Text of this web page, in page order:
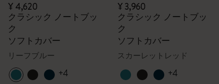
¥ 4,620
クラシック ノートブッ
ク
ソフトカバー
リーフブルー
+4
¥ 3,960
クラシック ノートブッ
ク
ソフトカバー
スカーレットレッド
+4